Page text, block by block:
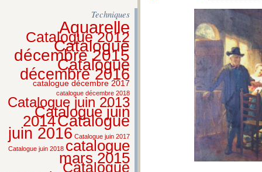
Techniques
Aquarelle
Catalogue 2012
Catalogue
décembre 2015
Catalogue
décembre 2016
catalogue décembre 2017
catalogue décembre 2018
Catalogue juin 2013
Catalogue juin
2014Catalogue
juin 2016 Catalogue juin 2017
Catalogue juin 2018 catalogue
mars 2015
Catalogue